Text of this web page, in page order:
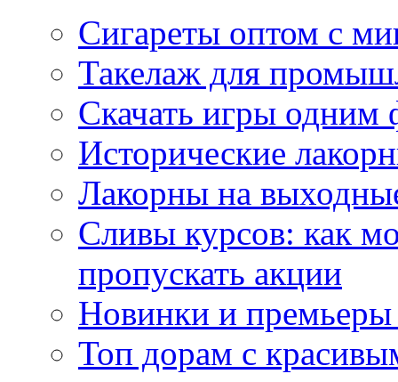
Сигареты оптом с
Такелаж для
Скачать игры одним
Исторические
Лакорны на
Сливы курсов: как
пропускать акции
Новинки и
Топ дорам с